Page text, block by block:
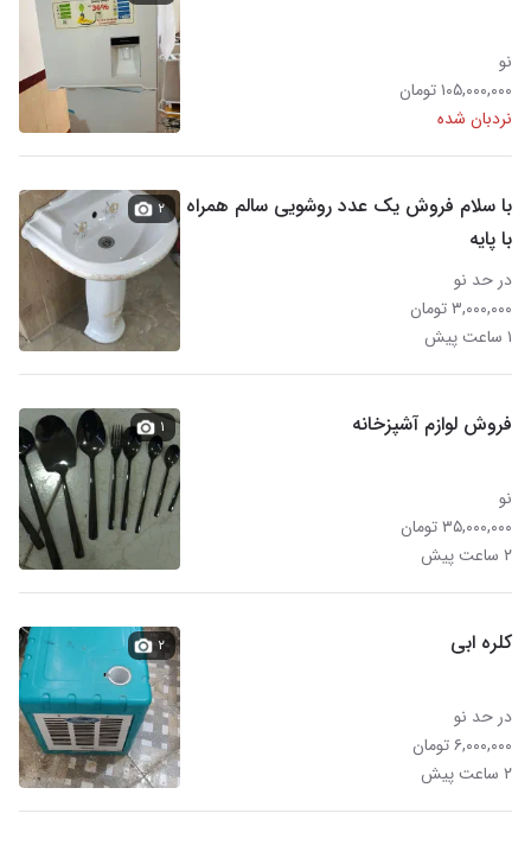
نو
۱۰۵,۰۰۰,۰۰۰ تومان
نردبان شده
با سلام فروش یک عدد روشویی سالم همراه
با پایه
در حد نو
۳,۰۰۰,۰۰۰ تومان
۱ ساعت پیش
۲
فروش لوازم آشپزخانه
نو
۳۵,۰۰۰,۰۰۰ تومان
۲ ساعت پیش
۱
کلره ابی
در حد نو
۶,۰۰۰,۰۰۰ تومان
۲ ساعت پیش
۲